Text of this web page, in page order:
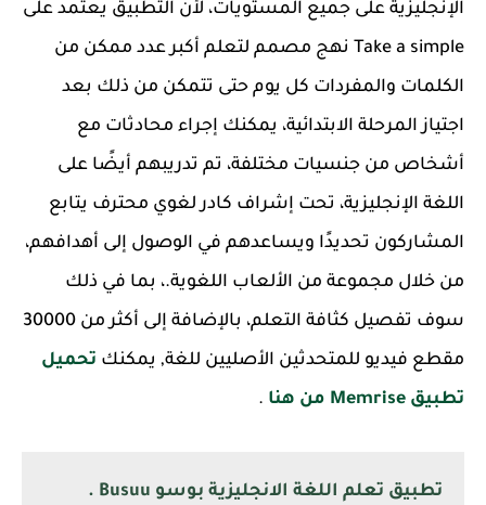
الإنجليزية على جميع المستويات، لأن التطبيق يعتمد على
Take a simple نهج مصمم لتعلم أكبر عدد ممكن من
الكلمات والمفردات كل يوم حتى تتمكن من ذلك بعد
اجتياز المرحلة الابتدائية، يمكنك إجراء محادثات مع
أشخاص من جنسيات مختلفة، تم تدريبهم أيضًا على
اللغة الإنجليزية، تحت إشراف كادر لغوي محترف يتابع
المشاركون تحديدًا ويساعدهم في الوصول إلى أهدافهم،
من خلال مجموعة من الألعاب اللغوية.، بما في ذلك
سوف تفصيل كثافة التعلم، بالإضافة إلى أكثر من 30000
مقطع فيديو للمتحدثين الأصليين للغة, يمكنك تحميل
تطبيق Memrise من هنا
.
تطبيق تعلم اللغة الانجليزية بوسو Busuu .